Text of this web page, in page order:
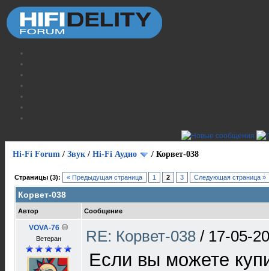
Hi-Fi Forum / Звук / Hi-Fi Аудио / Корвет-038
Страницы (3): « Предыдущая страница 1 2 3 Следующая страница »
Корвет-038
Автор Сообщение
VOVA-76
Ветеран RE: Корвет-038 / 17-05-
Если вы можете